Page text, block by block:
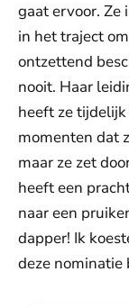
gaat ervoor. Ze
in het traject
ontzettend
nooit. Haar
heeft ze
momenten dat
maar ze zet
heeft een
naar een
dapper! Ik
deze nominatie